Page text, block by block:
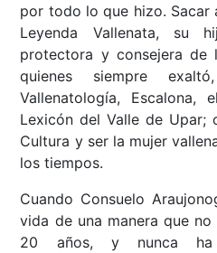
por todo lo que hizo. Sacar
Leyenda Vallenata, su
protectora y consejera de
quienes siempre
Vallenatología,
Lexicón del Valle de Upar;
Cultura y ser la mujer
los tiempos.
Cuando Consuelo
vida de una manera que
20 años, y nunca ha